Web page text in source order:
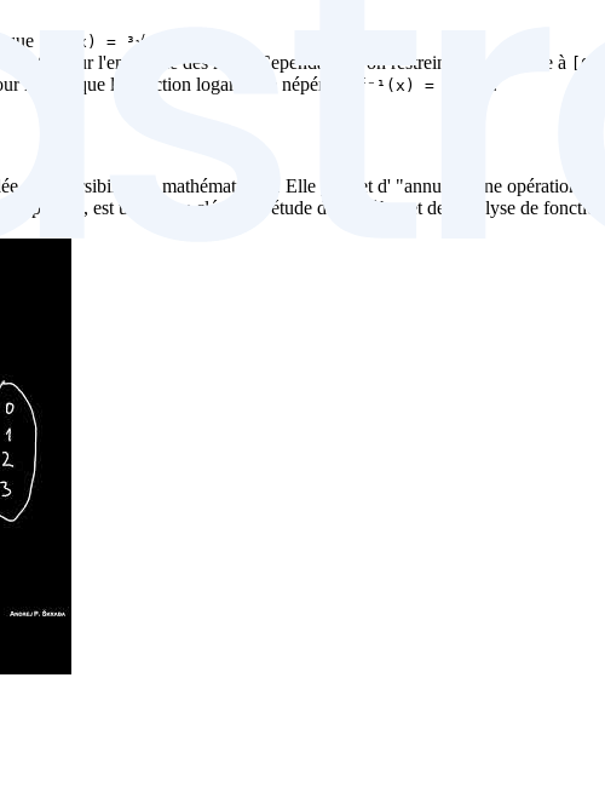
f⁻¹(x) = ³√x
bijective sur l'ensemble des réels. Cependant, si on restreint son domaine à [0,
réciproque la fonction logarithme népérien, f⁻¹(x) = ln(x) .
de réversibilité en mathématiques. Elle permet d' "annuler" une opération,
est une étape clé dans l'étude de l'algèbre et de l'analyse de